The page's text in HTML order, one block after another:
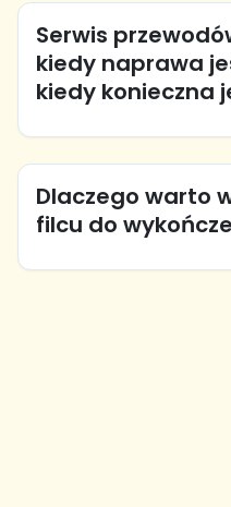
Serwis
kiedy naprawa
kiedy konieczna
Dlaczego warto
filcu do